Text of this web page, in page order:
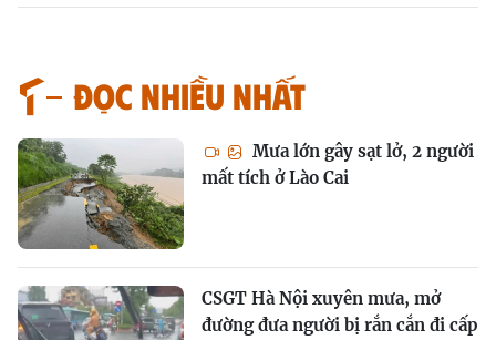
Đọc nhiều nhất
Mưa lớn gây sạt lở, 2 người
mất tích ở Lào Cai
CSGT Hà Nội xuyên mưa, mở
đường đưa người bị rắn cắn đi cấp